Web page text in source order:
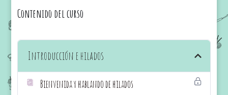
Contenido del curso
Introducción e hilados
Bienvenida y hablando de hilados